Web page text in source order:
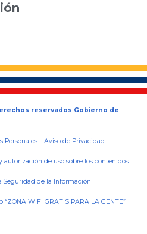
reservados Gobierno de
Personales –Aviso de Privacidad
autorización de uso sobre los contenidos
Seguridad de la Información
WIFI GRATIS PARA LA GENTE”